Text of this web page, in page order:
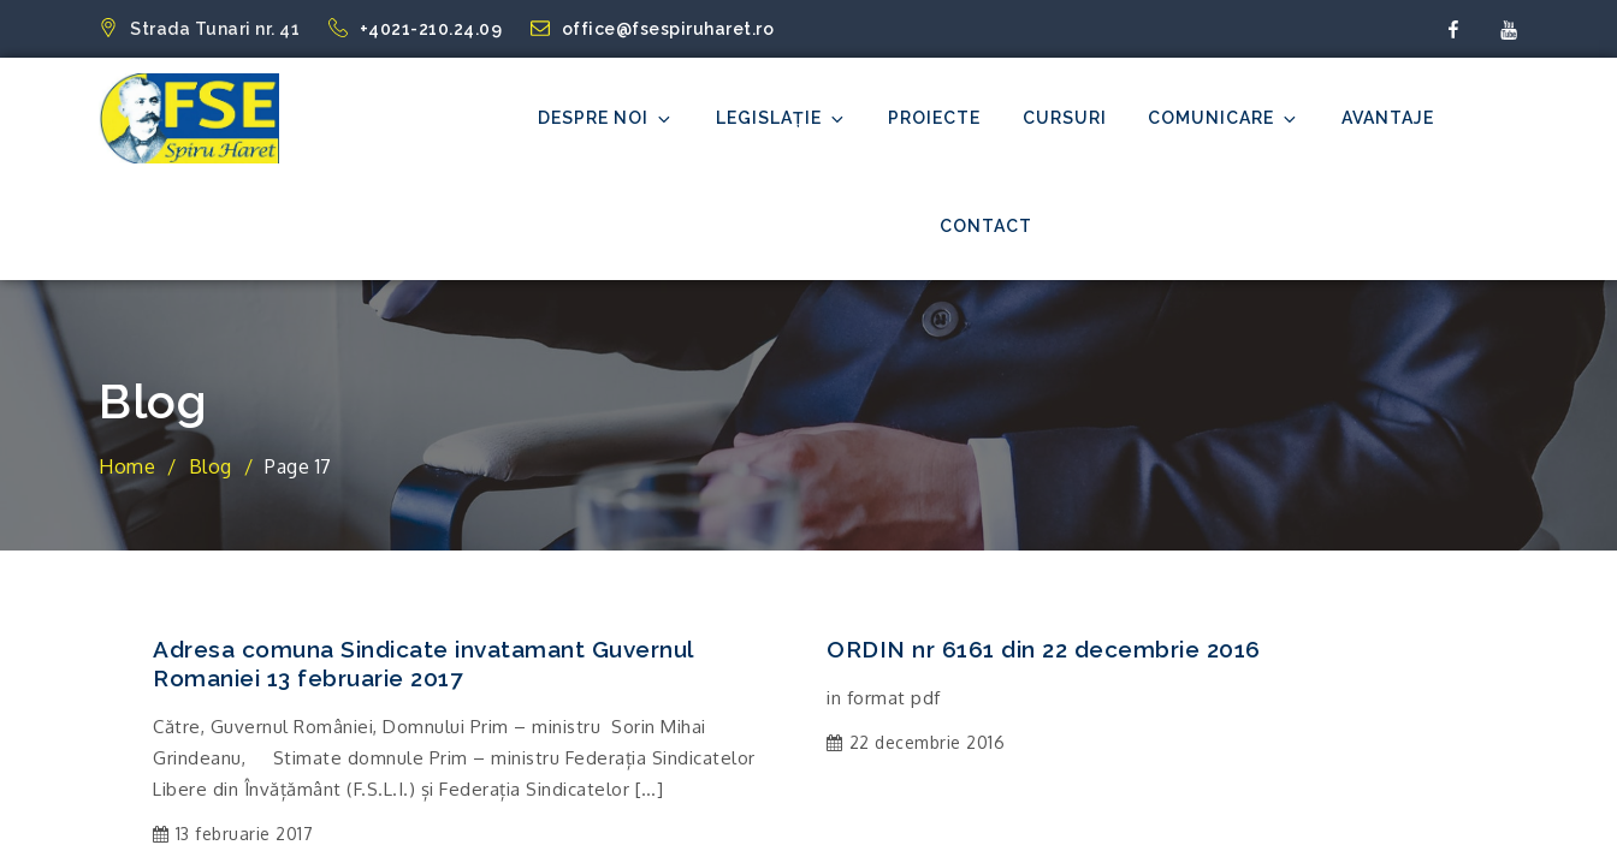
Strada Tunari nr. 41 +4021-210.24.09 office@fsespiruharet.ro facebookyoutube
FSE Spiru HaretDESPRE NOI LEGISLAȚIE PROIECTE CURSURI COMUNICARE AVANTAJE
CONTACT
Blog
Home Blog Page 17
Adresa comuna Sindicate invatamant Guvernul
Romaniei 13 februarie 2017
Către, Guvernul României, Domnului Prim – ministru Sorin Mihai
Grindeanu, Stimate domnule Prim – ministru Federația Sindicatelor
Libere din Învățământ (F.S.L.I.) și Federația Sindicatelor […]
13 februarie 2017
ORDIN nr 6161 din 22 decembrie 2016
in format pdf
22 decembrie 2016